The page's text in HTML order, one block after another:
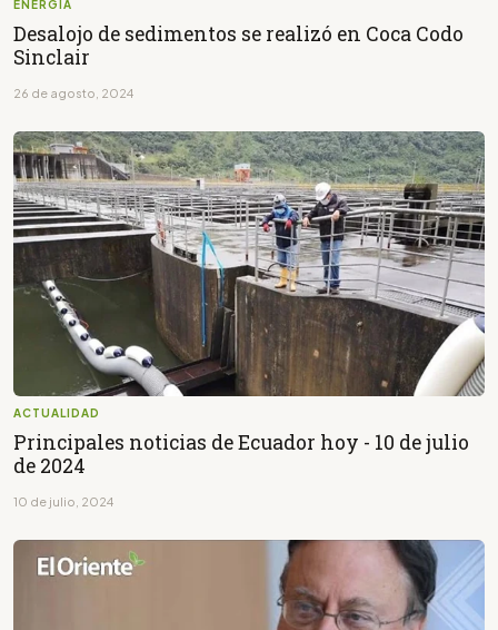
ENERGÍA
Desalojo de sedimentos se realizó en Coca Codo
Sinclair
26 de agosto, 2024
ACTUALIDAD
Principales noticias de Ecuador hoy - 10 de julio
de 2024
10 de julio, 2024